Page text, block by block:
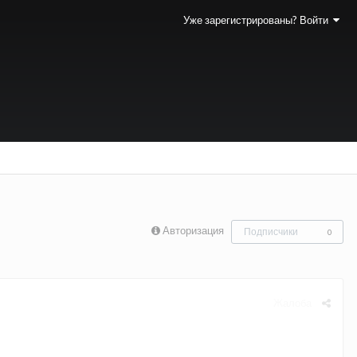
Уже зарегистрированы? Войти
Авторизация Подписчики 0